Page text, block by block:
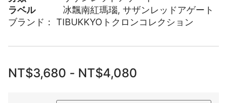
ラベル
冰飄南紅瑪瑙, サザンレッドアゲート
ブランド： TIBUKKYOトクロンコレクション
NT$3,680 - NT$4,080